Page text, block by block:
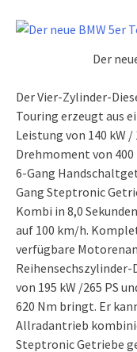
Der
Der Vier-Zylinder-
Touring erzeugt aus
Leistung von 140 kW /
Drehmoment von
6-Gang
Gang Steptronic
Kombi in 8,0
auf 100 km/h.
verfügbare
von 195 kW /265 PS
620 Nm bringt. Er
Allradantrieb
Steptronic Getriebe